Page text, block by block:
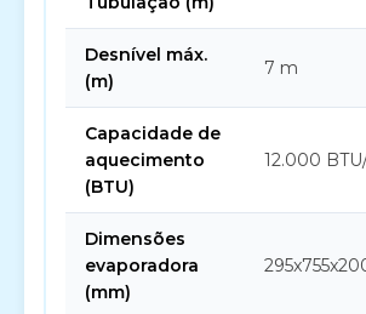
Desnível máx.
(m)
7 m
Capacidade de
aquecimento
(BTU)
12.000
Dimensões
evaporadora
(mm)